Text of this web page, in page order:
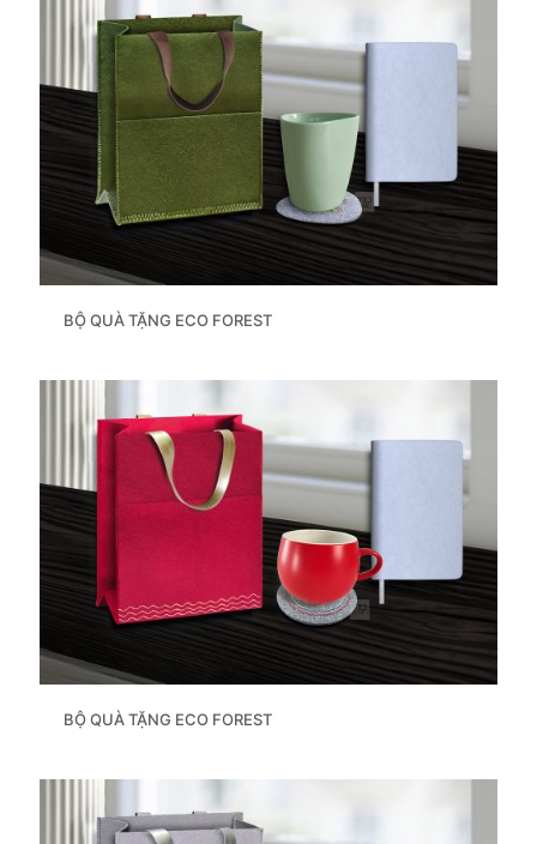
BỘ QUÀ TẶNG ECO FOREST
BỘ QUÀ TẶNG ECO FOREST